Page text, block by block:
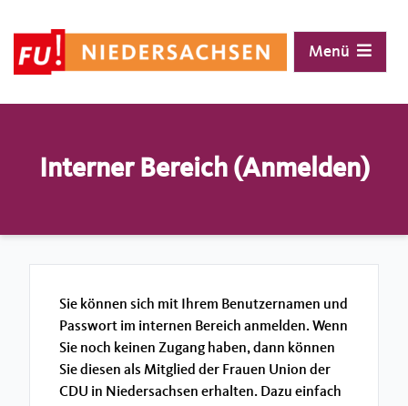
Menü
Interner Bereich (Anmelden)
Sie können sich mit Ihrem Benutzernamen und
Passwort im internen Bereich anmelden. Wenn
Sie noch keinen Zugang haben, dann können
Sie diesen als Mitglied der Frauen Union der
CDU in Niedersachsen erhalten. Dazu einfach
Landesvorstand
Positionen
Vor Ort
Interner Bereich (Anmelden)
Kachelgenerator